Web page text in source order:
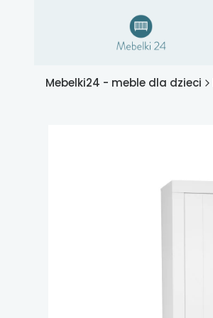
Mebelki24 - meble dla dzieci